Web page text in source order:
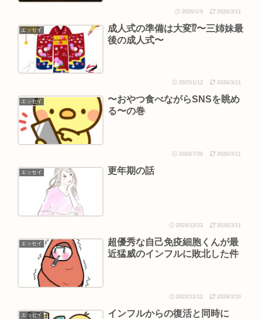
2026/1/9 2026/3/11
エッセイ
成人式の準備は大変⁉︎〜三姉妹最
後の成人式〜
2025/1/12 2026/3/11
エッセイ
〜おやつ食べながらSNSを眺め
る〜の巻
2024/7/20 2026/3/11
エッセイ 更年期の話
2024/12/23 2026/3/11
エッセイ
超優秀な自己免疫細胞くんが最
近猛威のインフルに敗北した件
2023/12/12 2026/3/10
エッセイ
インフルからの復活と同時に